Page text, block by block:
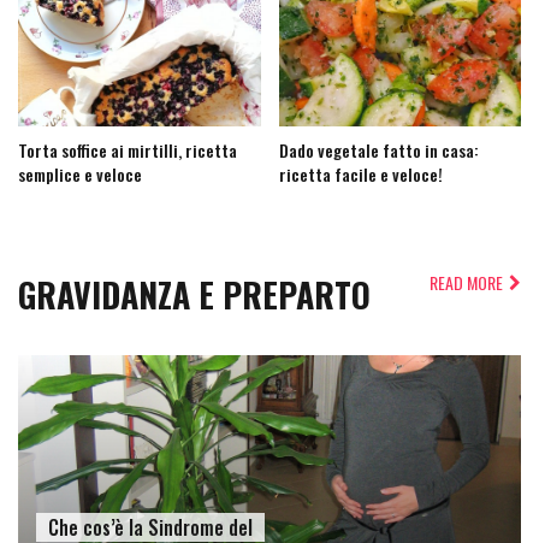
Torta soffice ai mirtilli, ricetta
semplice e veloce
Dado vegetale fatto in casa:
ricetta facile e veloce!
GRAVIDANZA E PREPARTO READ MORE
Che cos’è la Sindrome del